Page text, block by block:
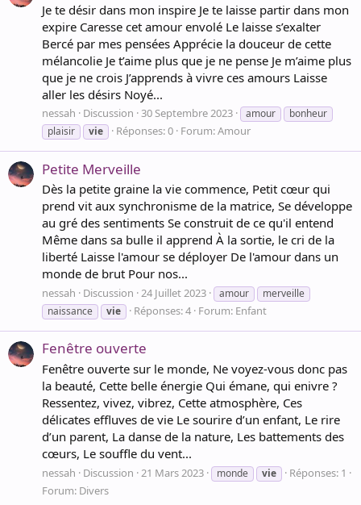
Je te désir dans mon inspire Je te laisse partir dans mon
expire Caresse cet amour envolé Le laisse s’exalter
Bercé par mes pensées Apprécie la douceur de cette
mélancolie Je t’aime plus que je ne pense Je m’aime plus
que je ne crois J’apprends à vivre ces amours Laisse
aller les désirs Noyé...
nessah Discussion 30 Septembre 2023 amour
bonheur
plaisir
vie Réponses: 0 Forum:Amour
Petite Merveille
Dès la petite graine la vie commence, Petit cœur qui
prend vit aux synchronisme de la matrice, Se développe
au gré des sentiments Se construit de ce qu'il entend
Même dans sa bulle il apprend À la sortie, le cri de la
liberté Laisse l'amour se déployer De l'amour dans un
monde de brut Pour nos...
nessah Discussion 24 Juillet 2023 amour
merveille
naissance
vie Réponses: 4 Forum: Enfant
Fenêtre ouverte
Fenêtre ouverte sur le monde, Ne voyez-vous donc pas
la beauté, Cette belle énergie Qui émane, qui enivre ?
Ressentez, vivez, vibrez, Cette atmosphère, Ces
délicates effluves de vie Le sourire d’un enfant, Le rire
d’un parent, La danse de la nature, Les battements des
cœurs, Le souffle du vent...
nessah Discussion 21 Mars 2023 monde vie
Réponses: 1
Forum: Divers